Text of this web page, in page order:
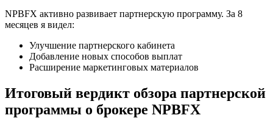
NPBFX активно развивает партнерскую программу. За 8
месяцев я видел:
Улучшение партнерского кабинета
Добавление новых способов выплат
Расширение маркетинговых материалов
Итоговый вердикт обзора партнерской
программы о брокере NPBFX